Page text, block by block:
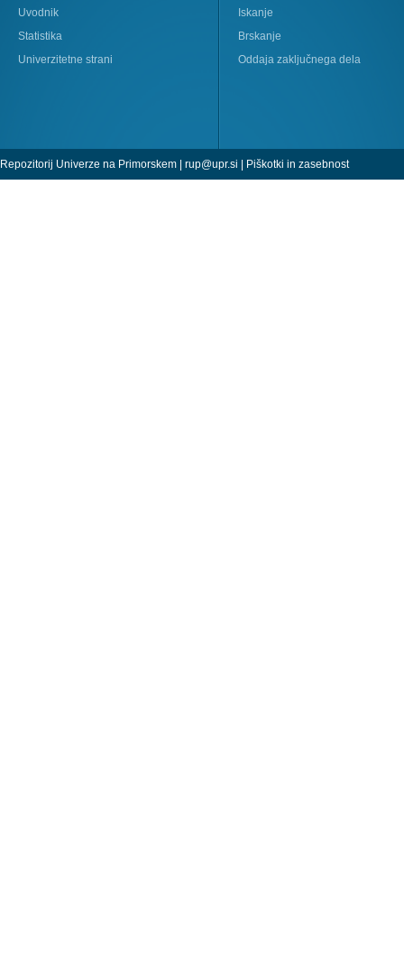
Uvodnik
Statistika
Univerzitetne strani
Iskanje
Brskanje
Oddaja zaključnega dela
Repozitorij Univerze na Primorskem | rup@upr.si | Piškotki in zasebnost